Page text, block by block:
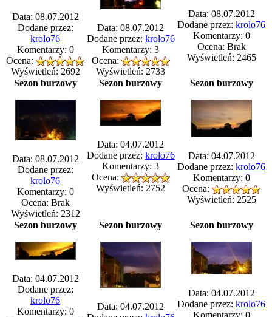
Data: 08.07.2012
Dodane przez:
krolo76
Komentarzy: 0
Ocena:
Wyświetleń: 2692
Data: 08.07.2012
Dodane przez: krolo76
Komentarzy: 3
Ocena:
Wyświetleń: 2733
Data: 08.07.2012
Dodane przez: krolo76
Komentarzy: 0
Ocena: Brak
Wyświetleń: 2465
Sezon burzowy
Data: 08.07.2012
Dodane przez:
krolo76
Komentarzy: 0
Ocena: Brak
Wyświetleń: 2312
Sezon burzowy
Data: 04.07.2012
Dodane przez: krolo76
Komentarzy: 3
Ocena:
Wyświetleń: 2752
Sezon burzowy
Data: 04.07.2012
Dodane przez: krolo76
Komentarzy: 0
Ocena:
Wyświetleń: 2525
Sezon burzowy
Data: 04.07.2012
Dodane przez:
krolo76
Komentarzy: 0
Sezon burzowy
Data: 04.07.2012
Sezon burzowy
Data: 04.07.2012
Dodane przez: krolo76
Komentarzy: 0